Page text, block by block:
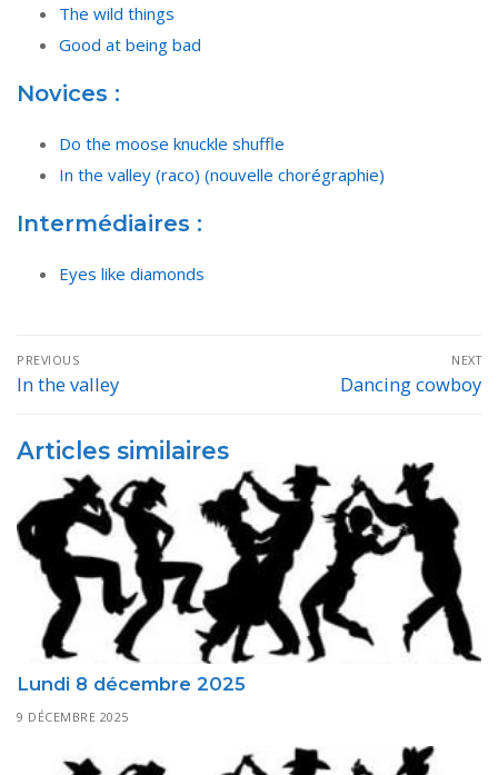
The wild things
Good at being bad
Novices :
Do the moose knuckle shuffle
In the valley (raco) (nouvelle chorégraphie)
Intermédiaires :
Eyes like diamonds
Navigation
de
PREVIOUS
Previous
In the valley
NEXT
Next
Dancing cowboy
Articles similaires
Lundi 8 décembre 2025
9 DÉCEMBRE 2025